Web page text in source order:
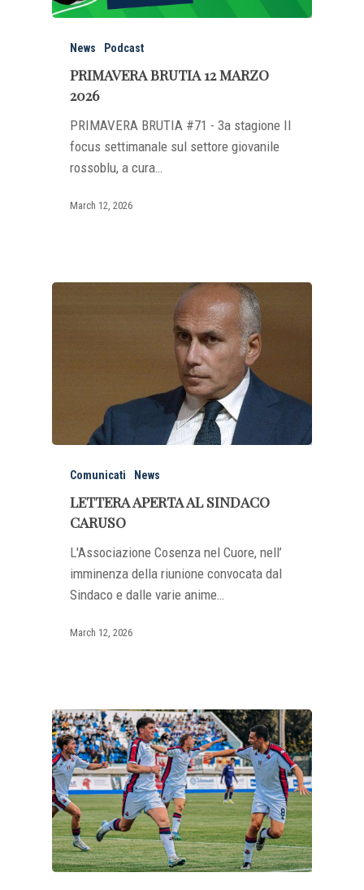
News Podcast
PRIMAVERA BRUTIA 12 MARZO
2026
PRIMAVERA BRUTIA #71 - 3a stagione Il
focus settimanale sul settore giovanile
rossoblu, a cura…
March 12, 2026
Comunicati News
LETTERA APERTA AL SINDACO
CARUSO
L'Associazione Cosenza nel Cuore, nell’
imminenza della riunione convocata dal
Sindaco e dalle varie anime…
March 12, 2026